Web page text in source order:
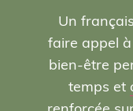
Un
faire appel
bien-être
temps et